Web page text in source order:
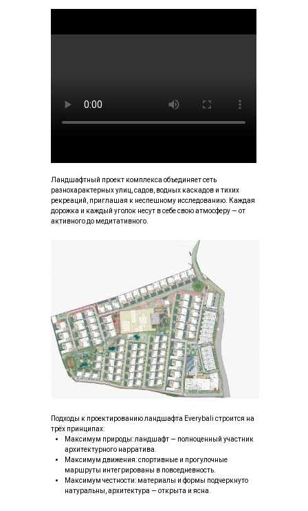
Подходы к проектированию ландшафта Everybali строится на
трёх принципах:
Максимум природы: ландшафт — полноценный участник
архитектурного нарратива.
Максимум движения: спортивные и прогулочные
маршруты интегрированы в повседневность.
Максимум честности: материалы и формы подчеркнуто
натуральны, архитектура — открыта и ясна.
Ландшафтный проект комплекса объединяет сеть
разнохарактерных улиц, садов, водных каскадов и тихих
рекреаций, приглашая к неспешному исследованию. Каждая
дорожка и каждый уголок несут в себе свою атмосферу — от
активного до медитативного.